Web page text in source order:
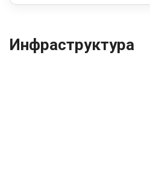
Инфраструктура